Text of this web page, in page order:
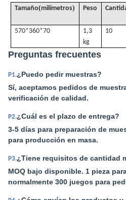
Tamaño(milímetros) Peso
570*360*70
1,3
kg
10
Preguntas frecuentes
P1.¿Puedo pedir muestras?
Sí, aceptamos pedidos de
verificación de calidad.
P2.¿Cuál es el plazo de entrega?
3-5 días para preparación de
para producción en masa.
P3.¿Tiene requisitos de cantidad
MOQ bajo disponible. 1 pieza
normalmente 300 juegos para